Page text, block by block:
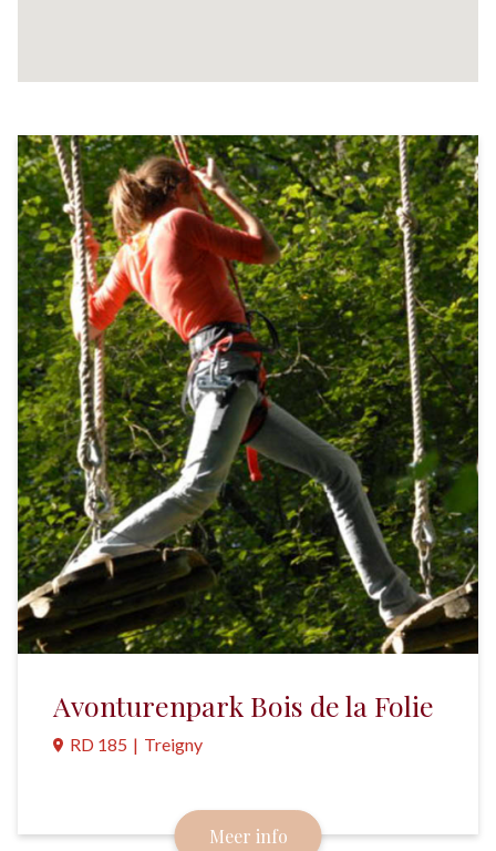
Avonturenpark Bois de la Folie
RD 185 | Treigny
parcoursen, 198 uitdagingen en meer dan 2,5
kilometer aan tokkellijnen.Meer info